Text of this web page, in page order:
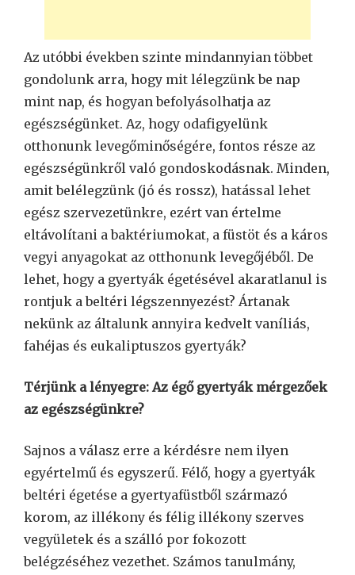
Az utóbbi években szinte mindannyian többet
gondolunk arra, hogy mit lélegzünk be nap
mint nap, és hogyan befolyásolhatja az
egészségünket. Az, hogy odafigyelünk
otthonunk levegőminőségére, fontos része az
egészségünkről való gondoskodásnak. Minden,
amit belélegzünk (jó és rossz), hatással lehet
egész szervezetünkre, ezért van értelme
eltávolítani a baktériumokat, a füstöt és a káros
vegyi anyagokat az otthonunk levegőjéből. De
lehet, hogy a gyertyák égetésével akaratlanul is
rontjuk a beltéri légszennyezést? Ártanak
nekünk az általunk annyira kedvelt vaníliás,
fahéjas és eukaliptuszos gyertyák?
Térjünk a lényegre: Az égő gyertyák mérgezőek
az egészségünkre?
Sajnos a válasz erre a kérdésre nem ilyen
egyértelmű és egyszerű. Félő, hogy a gyertyák
beltéri égetése a gyertyafüstből származó
korom, az illékony és félig illékony szerves
vegyületek és a szálló por fokozott
belégzéséhez vezethet. Számos tanulmány,